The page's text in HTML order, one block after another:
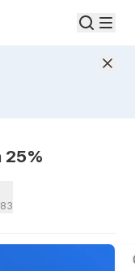
25%
83